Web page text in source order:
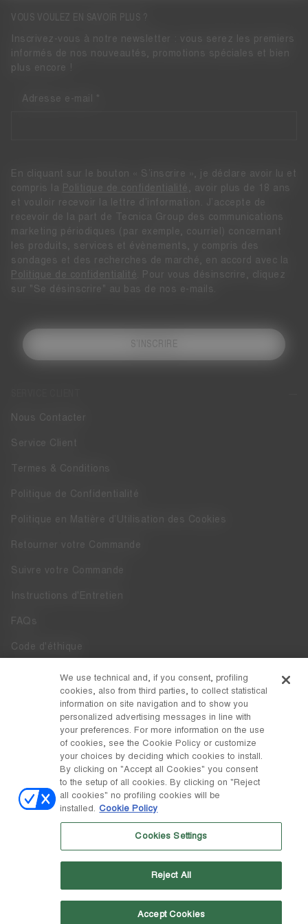
Nous Contacter
Service Client
Termes & Conditions
Politique de Confidentialité
Politique en Matière d’Utilisation des Cookies
Retourner votre Commande
Suivre votre Commande
Instructions d'Entretien
FAQs
Code d'éthique
Whistleblowing
Accessibilité
DISCOVER MOON BOOT
Facebook
PAYS / DEVISE
changer
Basée à Giavera del Montello (TV) - Via Fante d'Italia n. 56 | Capital
social 38.533.835,00 € entièrement libéré | Société enregistrée sous le
no. 78175 R.E.A. de Trévise. Registre du commerce et code fiscal
VOUS VOULEZ EN SAVOIR PLUS ?
Inscrivez-vous à notre newsletter : vous serez les premiers
informés de nos nouveautés, promotions spéciales et bien
plus encore !
Adresse e-mail
En cliquant sur le bouton « S’inscrire », je déclare avoir lu et
compris la
Politique de confidentialité, avoir plus de 18 ans
et vouloir recevoir la lettre d’information. J’accepte de
recevoir de la part de Tecnica Group des communications
marketing périodiques (par exemple, courriel) concernant
les produits, services et évènements, y compris des
sondages et des recherches de marché, en accord avec la
Politique de confidentialité
. Pour vous désinscrire, cliquez
sur "Se désinscrire" au bas de nos e-mails.
S’INSCRIRE
We use technical and, if you consent, profiling
cookies, also from third parties, to collect statistical
information on site navigation and to show you
personalized advertising messages in line with
your preferences. For more information on the use
of cookies, see the Cookie Policy or customize
your choices by deciding which cookies to install.
By clicking on "Accept all Cookies" you consent
to the setup of all cookies. By clicking on "Reject
all cookies" no profiling cookies will be
installed. Cookie Policy
Cookies Settings
Reject All
Accept Cookies